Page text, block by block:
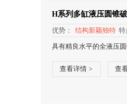
H系列多缸液压圆锥
优势： 结构新颖独特 特
具有精良水平的全液压
查看详情 > 查